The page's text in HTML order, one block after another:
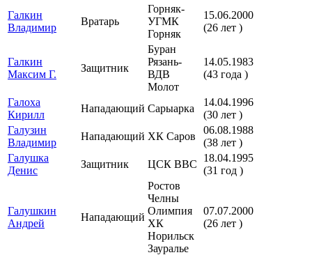
Галкин
Владимир
Вратарь
Горняк-
УГМК
Горняк
15.06.2000
(26 лет )
Галкин
Максим Г.
Защитник
Буран
Рязань-
ВДВ
Молот
14.05.1983
(43 года )
Галоха
Кирилл
Нападающий Сарыарка
14.04.1996
(30 лет )
Галузин
Владимир
Нападающий ХК Саров
06.08.1988
(38 лет )
Галушка
Денис
Защитник ЦСК ВВС
18.04.1995
(31 год )
Галушкин
Андрей
Нападающий
Ростов
Челны
Олимпия
ХК
Норильск
Зауралье
07.07.2000
(26 лет )